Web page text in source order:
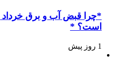
است؟ *
1 روز پیش